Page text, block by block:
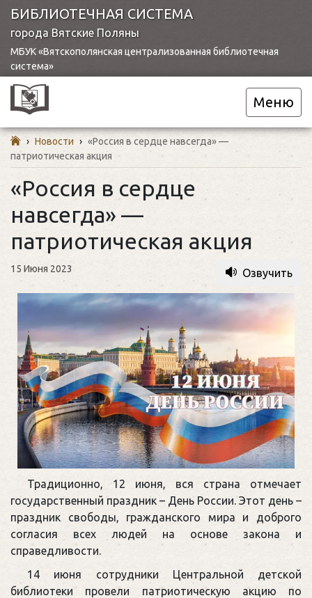
БИБЛИОТЕЧНАЯ СИСТЕМА
города Вятские Поляны
МБУК «Вятскополянская централизованная библиотечная
система»
Меню
› Новости › «Россия в сердце навсегда» —
патриотическая акция
«Россия в сердце
навсегда» —
патриотическая акция
15 Июня 2023 Озвучить
Традиционно, 12 июня, вся страна отмечает
государственный праздник – День России. Этот день –
праздник свободы, гражданского мира и доброго
согласия всех людей на основе закона и
справедливости.
14 июня сотрудники Центральной детской
библиотеки провели патриотическую акцию по